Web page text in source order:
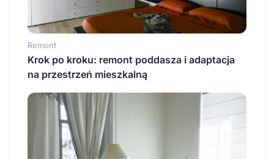
Remont
Krok po kroku: remont poddasza i adaptacja
na przestrzeń mieszkalną